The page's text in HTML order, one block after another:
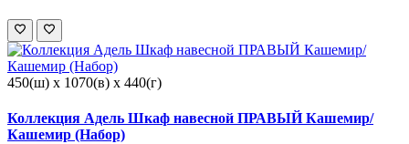
450(ш) x 1070(в) x 440(г)
Коллекция Адель Шкаф навесной ПРАВЫЙ Кашемир/
Кашемир (Набор)